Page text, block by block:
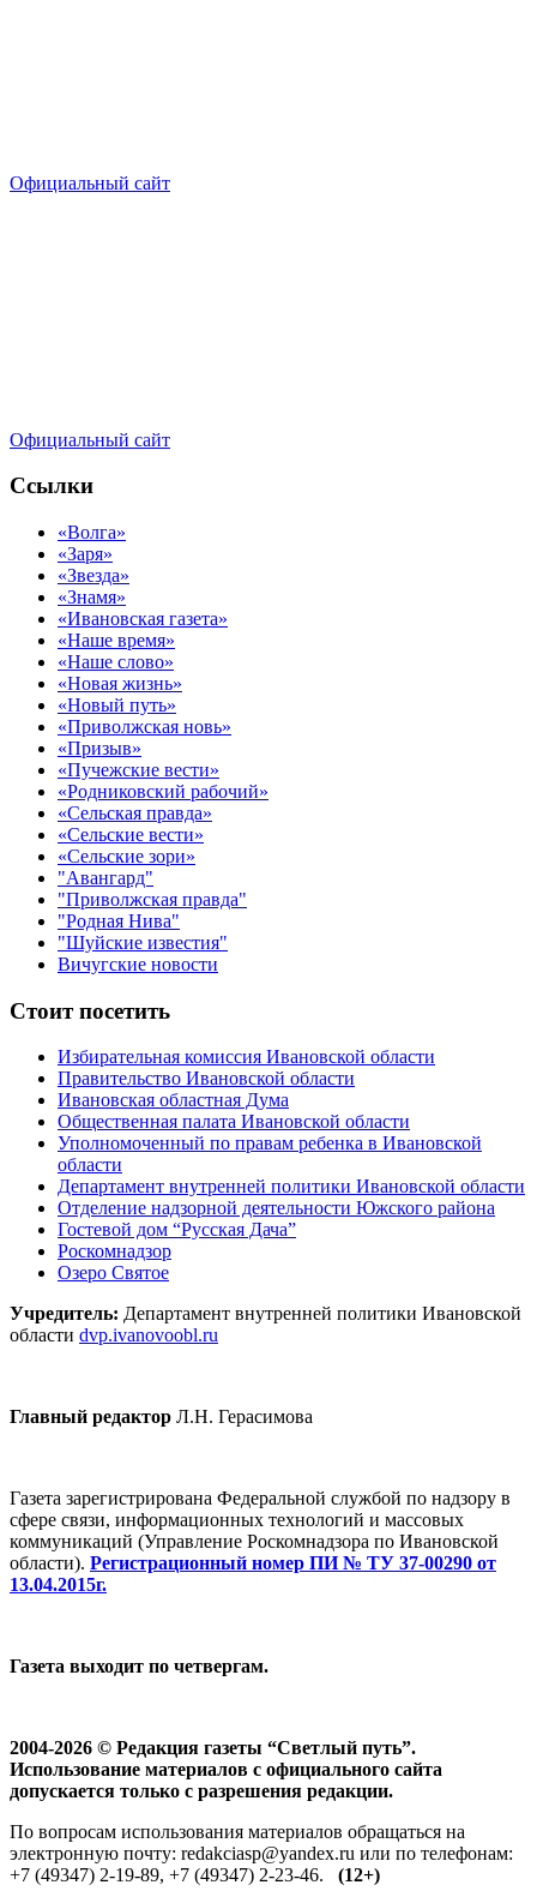
Официальный сайт
Официальный сайт
Ссылки
«Волга»
«Заря»
«Звезда»
«Знамя»
«Ивановская газета»
«Наше время»
«Наше слово»
«Новая жизнь»
«Новый путь»
«Приволжская новь»
«Призыв»
«Пучежские вести»
«Родниковский рабочий»
«Сельская правда»
«Сельские вести»
«Сельские зори»
"Авангард"
"Приволжская правда"
"Родная Нива"
"Шуйские известия"
Вичугские новости
Стоит посетить
Избирательная комиссия Ивановской области
Правительство Ивановской области
Ивановская областная Дума
Общественная палата Ивановской области
Уполномоченный по правам ребенка в Ивановской
области
Департамент внутренней политики Ивановской области
Отделение надзорной деятельности Южского района
Гостевой дом “Русская Дача”
Роскомнадзор
Озеро Святое
Учредитель: Департамент внутренней политики Ивановской
области dvp.ivanovoobl.ru
Главный редактор Л.Н. Герасимова
Газета зарегистрирована Федеральной службой по надзору в
сфере связи, информационных технологий и массовых
коммуникаций (Управление Роскомнадзора по Ивановской
области). Регистрационный номер ПИ № ТУ 37-00290 от
13.04.2015г.
Газета выходит по четвергам.
2004-2026 © Редакция газеты “Светлый путь”.
Использование материалов с официального сайта
допускается только с разрешения редакции.
По вопросам использования материалов обращаться на
электронную почту: redakciasp@yandex.ru или по телефонам:
+7 (49347) 2-19-89, +7 (49347) 2-23-46. (12+)